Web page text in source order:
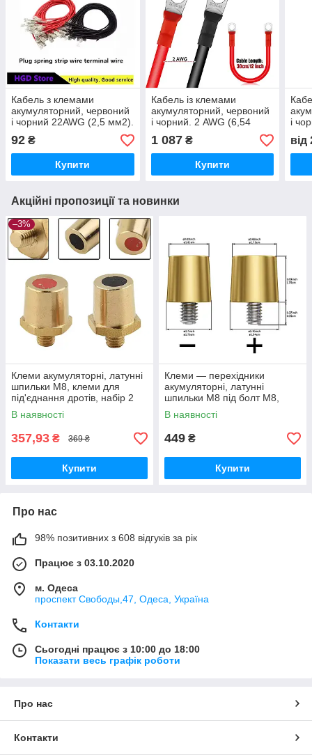
Кабель з клемами
акумуляторний, червоний
і чорний 22AWG (2,5 мм2).
Клема 6,3 мм. 2 шт. 20
см, мідний,
водонепроникний.
92 ₴
Купити
Кабель із клемами
акумуляторний, червоний
і чорний. 2 AWG (6,54
мм2), клема SC 16-10 8-
10 мм. 2 шт., 30 см,
мідний, водонепроникн
1 087₴
Купити
і
2
від
Акційні пропозиції та новинки
–3%
Клеми акумуляторні, латунні
шпильки M8, клеми для
під'єднання дротів, набір 2
штуки.
В наявності
357,93 ₴ 369 ₴
Купити
Клеми — перехідники
акумуляторні, латунні
шпильки М8 під болт M8,
набір 2 штуки. З ключем
шестигранником.b Hexagonal
В наявності
449 ₴
Купити
Про нас
98% позитивних з 608 відгуків за рік
Працює з 03.10.2020
м. Одеса
проспект Свободы,47, Одеса, Україна
Контакти
Сьогодні працює з 10:00 до 18:00
Показати весь графік роботи
Про нас
Контакти